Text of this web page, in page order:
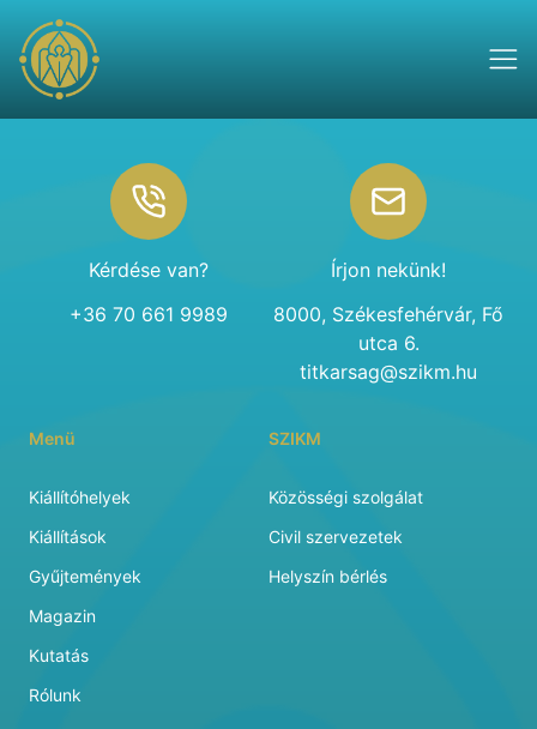
Kérdése van?
+36 70 661 9989
Írjon nekünk!
8000, Székesfehérvár, Fő
utca 6.
titkarsag@szikm.hu
Menü
Kiállítóhelyek
Kiállítások
Gyűjtemények
Magazin
Kutatás
Rólunk
SZIKM
Közösségi szolgálat
Civil szervezetek
Helyszín bérlés